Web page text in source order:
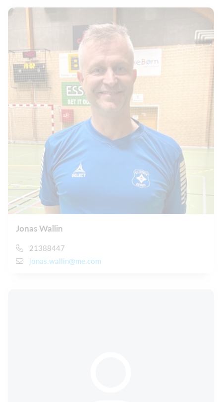
Jonas Wallin
21388447
jonas.wallin@me.com